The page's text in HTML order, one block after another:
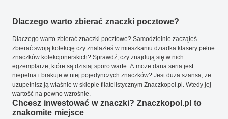
Dlaczego warto zbierać znaczki pocztowe?
Dlaczego warto zbierać znaczki pocztowe? Samodzielnie zacząłeś
zbierać swoją kolekcję czy znalazłeś w mieszkaniu dziadka klasery pełne
znaczków kolekcjonerskich? Sprawdź, czy znajdują się w nich
egzemplarze, które są dzisiaj sporo warte. A może dana seria jest
niepełna i brakuje w niej pojedynczych znaczków? Jest duża szansa, że
uzupełnisz ją właśnie w sklepie filatelistycznym Znaczkopol.pl. Wtedy jej
wartość na pewno wzrośnie.
Chcesz inwestować w znaczki? Znaczkopol.pl to
znakomite miejsce